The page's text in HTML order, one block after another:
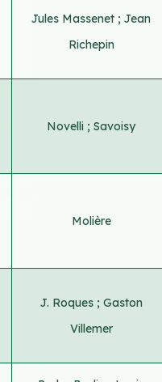
Jules Massenet ;Jean
Richepin
Novelli ;Savoisy
Molière
J. Roques ; Gaston
Villemer